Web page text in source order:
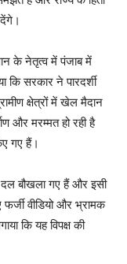
के नेतृत्व में पंजाब में
कि सरकार ने पारदर्शी
क्षेत्रों में खेल मैदान
और मरम्मत हो रही है
गए हैं।
दल बौखला गए हैं और इसी
वीडियो और भ्रामक
कि यह विपक्ष की